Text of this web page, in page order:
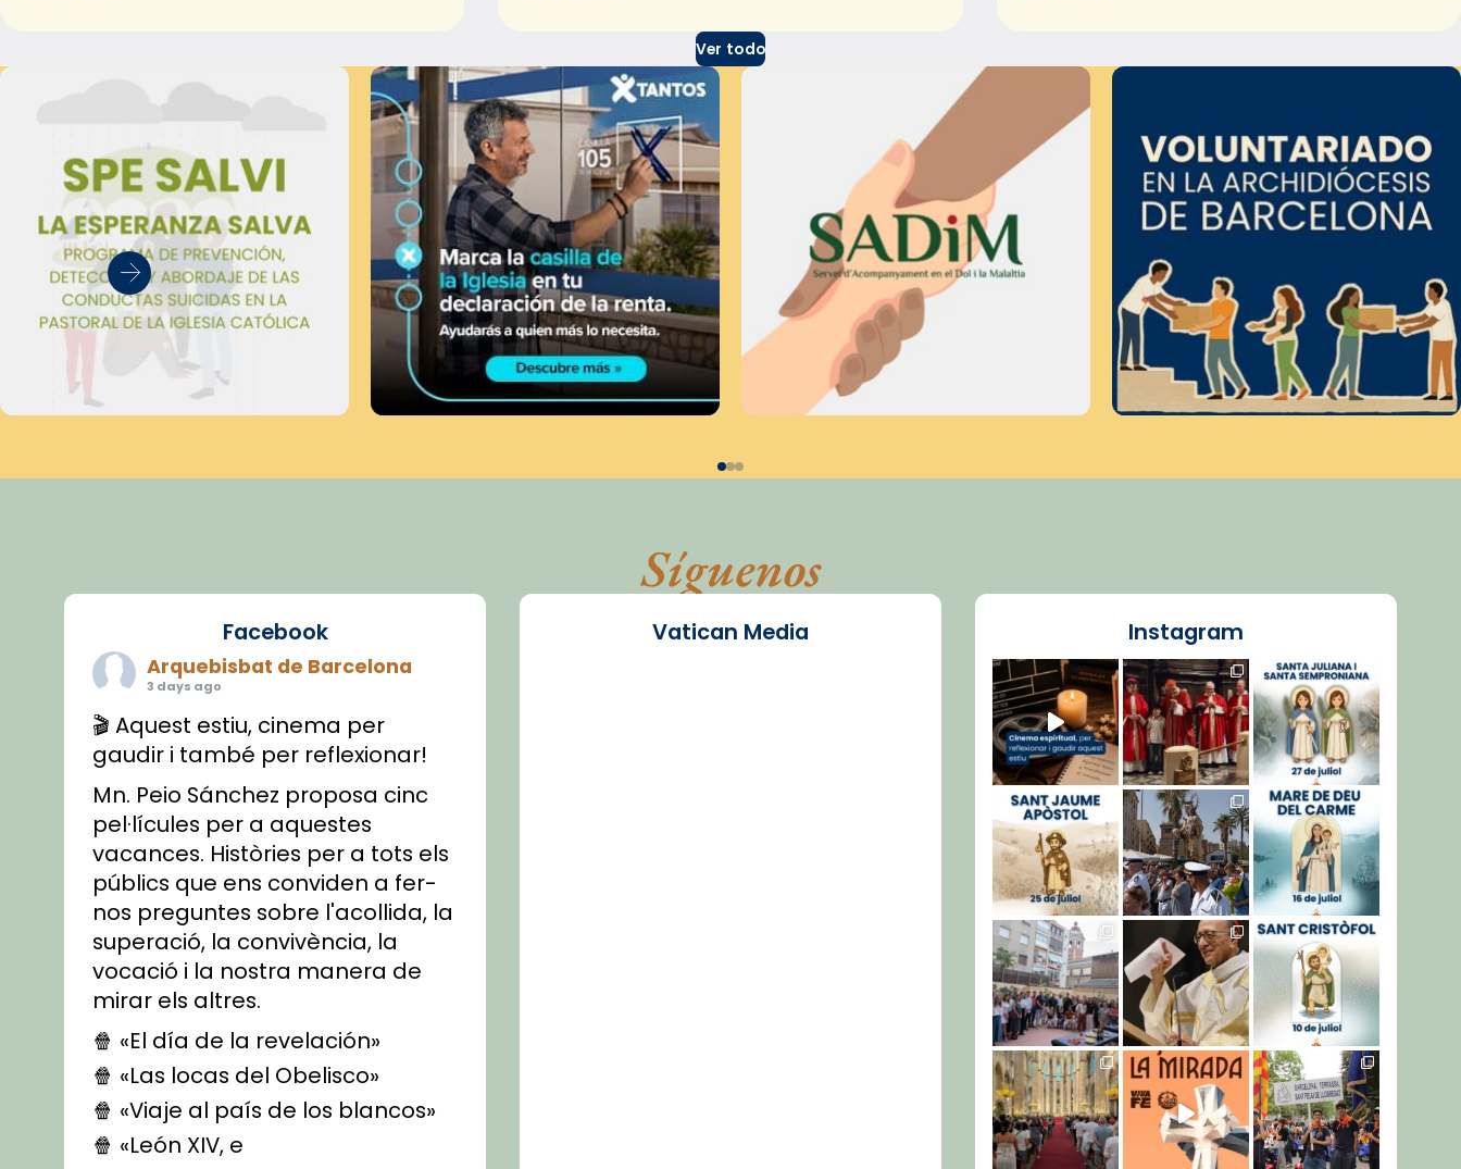
Ver todo
Síguenos
Facebook
Arquebisbat de Barcelona
3 days ago
🎬 Aquest estiu, cinema per
gaudir i també per reflexionar!
Mn. Peio Sánchez proposa cinc
pel·lícules per a aquestes
vacances. Històries per a tots els
públics que ens conviden a fer-
nos preguntes sobre l'acollida, la
superació, la convivència, la
vocació i la nostra manera de
mirar els altres.
🍿 «El día de la revelación»
🍿 «Las locas del Obelisco»
🍿 «Viaje al país de los blancos»
🍿 «León XIV, e
Vatican Media Instagram